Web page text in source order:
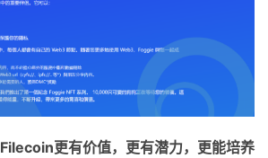
Filecoin更有价值，更有潜力，更能培养